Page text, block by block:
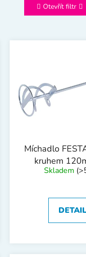
Otevřít filtr
Míchadlo
kruhem
Skladem
DETAIL